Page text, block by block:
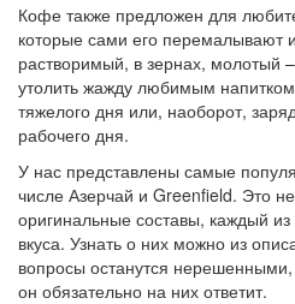
Кофе также предложен для
которые сами его перемалывают
растворимый, в зернах, молотый
утолить жажду любимым
тяжелого дня или, наоборот,
рабочего дня.
У нас представлены самые
числе Азерчай и Greenfield. Это
оригинальные составы, каждый
вкуса. Узнать о них можно из
вопросы останутся
он обязательно на них ответит.